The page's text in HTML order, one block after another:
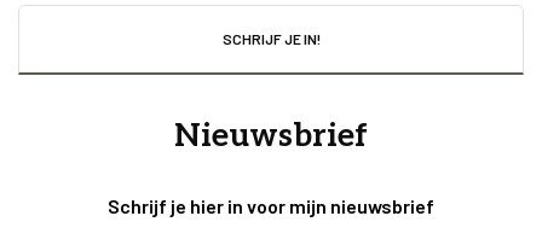
SCHRIJF JE IN!
Nieuwsbrief
Schrijf je hier in voor mijn nieuwsbrief